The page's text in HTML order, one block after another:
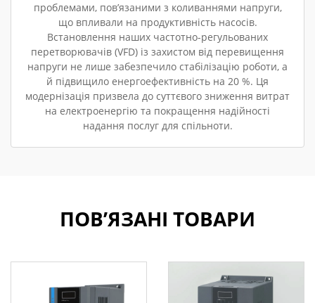
проблемами, пов’язаними з коливаннями напруги,
що впливали на продуктивність насосів.
Встановлення наших частотно-регульованих
перетворювачів (VFD) із захистом від перевищення
напруги не лише забезпечило стабілізацію роботи, а
й підвищило енергоефективність на 20 %. Ця
модернізація призвела до суттєвого зниження витрат
на електроенергію та покращення надійності
надання послуг для спільноти.
ПОВ’ЯЗАНІ ТОВАРИ